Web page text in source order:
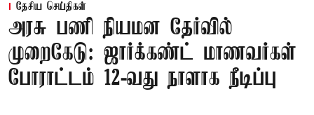
தேசிய செய்திகள்
அரசு பணி நியமன தேர்வில்
முறைகேடு: ஜார்க்கண்ட் மாணவர்கள்
போராட்டம் 12-வது நாளாக நீடிப்பு